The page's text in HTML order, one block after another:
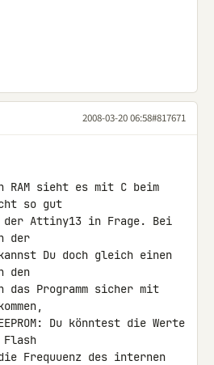
2008-03-20 06:58#817671
RAM sieht es mit C beim
so gut
der Attiny13 in Frage. Bei
der
Du doch gleich einen
den
das Programm sicher mit
Du könntest die Werte
Frequuenz des internen